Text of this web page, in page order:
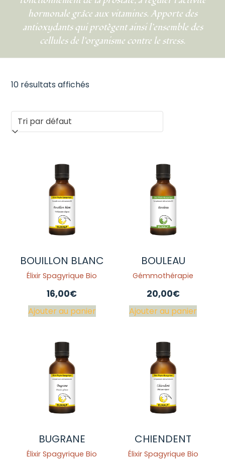
hormonale grâce aux vitamines. Apporte des
antioxydants qui protègent ainsi l’ensemble des
cellules de l’organisme contre le stress.
10 résultats affichés
BOUILLON BLANC
Élixir Spagyrique Bio
16,00€
Ajouter au panier
BOULEAU
Gémmothérapie
20,00€
Ajouter au panier
BUGRANE
Élixir Spagyrique Bio
CHIENDENT
Élixir Spagyrique Bio